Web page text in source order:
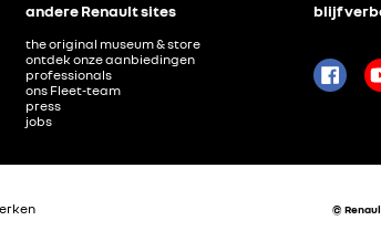
andere Renault sites
the original museum & store
ontdek onze aanbiedingen
professionals
ons Fleet-team
press
jobs
blijf
©